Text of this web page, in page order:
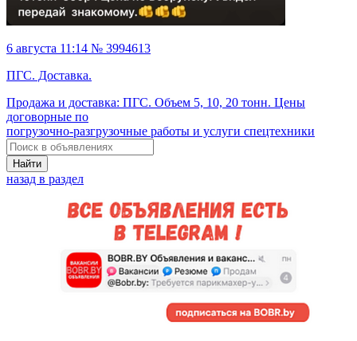
6 августа 11:14 № 3994613
ПГС. Доставка.
Продажа и доставка: ПГС. Объем 5, 10, 20 тонн. Цены
договорные по
погрузочно-разгрузочные работы и услуги спецтехники
Найти
назад в раздел